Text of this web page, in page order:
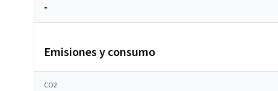
-
Emisiones y consumo
CO2